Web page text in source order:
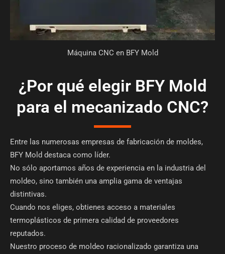
Máquina CNC en BFY Mold
¿Por qué elegir BFY Mold
para el mecanizado CNC?
Entre las numerosas empresas de fabricación de moldes,
BFY Mold destaca como líder.
No sólo aportamos años de experiencia en la industria del
moldeo, sino también una amplia gama de ventajas
distintivas.
Cuando nos eliges, obtienes acceso a materiales
termoplásticos de primera calidad de proveedores
reputados.
Nuestro proceso de moldeo racionalizado garantiza una